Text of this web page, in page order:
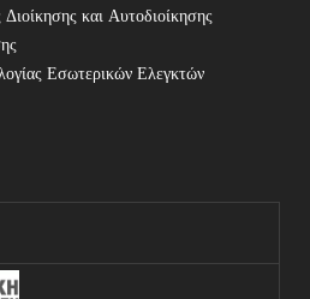
και Αυτοδιοίκησης
Εσωτερικών Ελεγκτών